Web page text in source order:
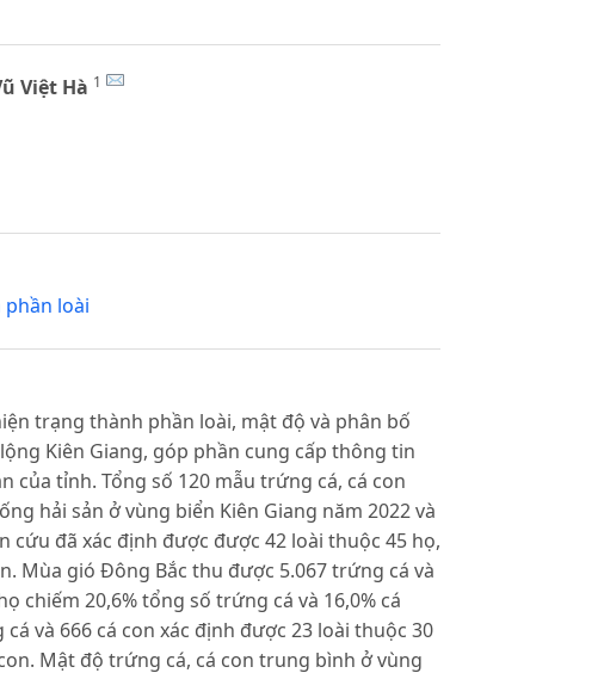
Việt Hà 1
loài
trạng thành phần loài, mật độ và phân bố
Kiên Giang, góp phần cung cấp thông tin
của tỉnh. Tổng số 120 mẫu trứng cá, cá con
hải sản ở vùng biển Kiên Giang năm 2022 và
cứu đã xác định được được 42 loài thuộc 45 họ,
Mùa gió Đông Bắc thu được 5.067 trứng cá và
chiếm 20,6% tổng số trứng cá và 16,0% cá
và 666 cá con xác định được 23 loài thuộc 30
Mật độ trứng cá, cá con trung bình ở vùng